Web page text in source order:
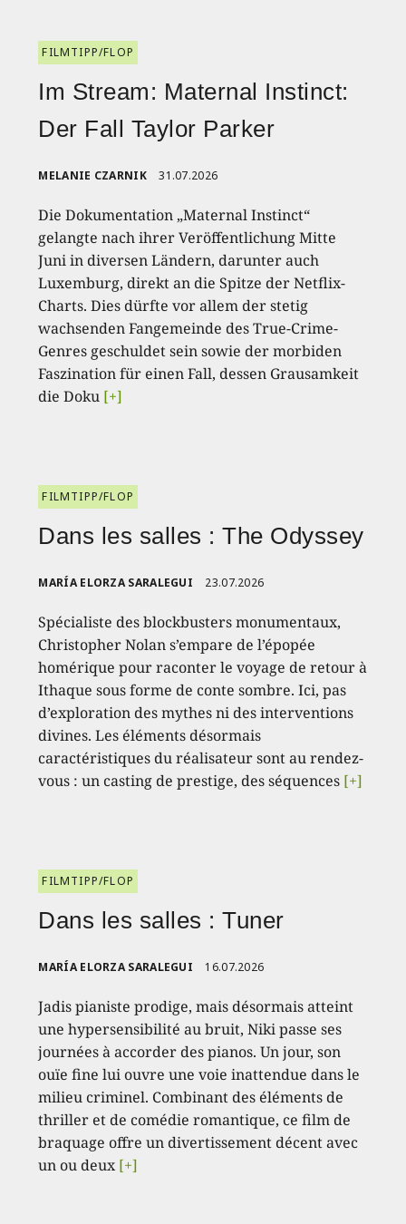
FILMTIPP/FLOP
Im Stream: Maternal Instinct:
Der Fall Taylor Parker
MELANIE CZARNIK 31.07.2026
Die Dokumentation „Maternal Instinct“
gelangte nach ihrer Veröffentlichung Mitte
Juni in diversen Ländern, darunter auch
Luxemburg, direkt an die Spitze der Netflix-
Charts. Dies dürfte vor allem der stetig
wachsenden Fangemeinde des True-Crime-
Genres geschuldet sein sowie der morbiden
Faszination für einen Fall, dessen Grausamkeit
die Doku [+]
FILMTIPP/FLOP
Dans les salles : The Odyssey
MARÍA ELORZA SARALEGUI 23.07.2026
Spécialiste des blockbusters monumentaux,
Christopher Nolan s’empare de l’épopée
homérique pour raconter le voyage de retour à
Ithaque sous forme de conte sombre. Ici, pas
d’exploration des mythes ni des interventions
divines. Les éléments désormais
caractéristiques du réalisateur sont au rendez-
vous : un casting de prestige, des séquences [+]
FILMTIPP/FLOP
Dans les salles : Tuner
MARÍA ELORZA SARALEGUI 16.07.2026
Jadis pianiste prodige, mais désormais atteint
une hypersensibilité au bruit, Niki passe ses
journées à accorder des pianos. Un jour, son
ouïe fine lui ouvre une voie inattendue dans le
milieu criminel. Combinant des éléments de
thriller et de comédie romantique, ce film de
braquage offre un divertissement décent avec
un ou deux[+]